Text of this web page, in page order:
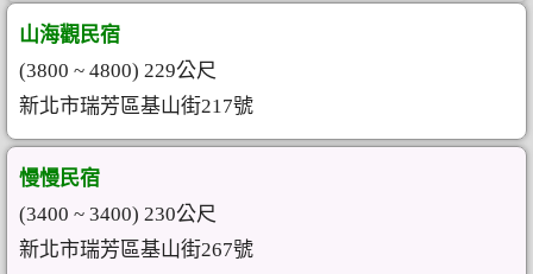
山海觀民宿
(3800 ~ 4800) 229公尺
新北市瑞芳區基山街217號
慢慢民宿
(3400 ~ 3400) 230公尺
新北市瑞芳區基山街267號